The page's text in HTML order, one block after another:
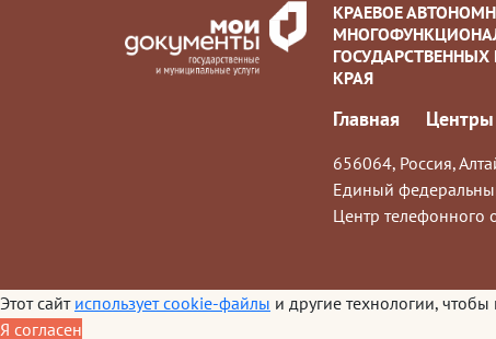
КРАЕВОЕ
КРАЯ
Главная
656064, Россия,
Единый
Центр телефонного
Этот сайт использует cookie-файлы и другие технологии,
Я согласен